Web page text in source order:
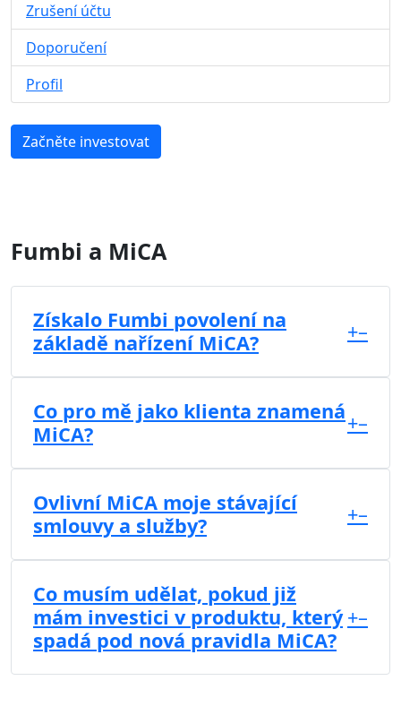
Zrušení účtu
Doporučení
Profil
Začněte investovat
Fumbi a MiCA
Získalo Fumbi povolení na
základě nařízení MiCA?
+–
Co pro mě jako klienta znamená
MiCA?
+–
Ovlivní MiCA moje stávající
smlouvy a služby?
+–
Co musím udělat, pokud již
mám investici v produktu, který
spadá pod nová pravidla MiCA?
+–